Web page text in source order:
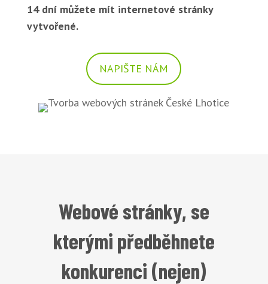
14 dní můžete mít internetové stránky
vytvořené.
NAPIŠTE NÁM
Webové stránky, se
kterými předběhnete
konkurenci (nejen)